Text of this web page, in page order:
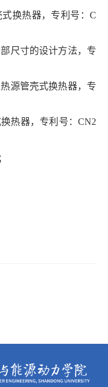
换热器，专利号： C
尺寸的设计方法，专
源管壳式换热器，专
热器，专利号： CN2
；